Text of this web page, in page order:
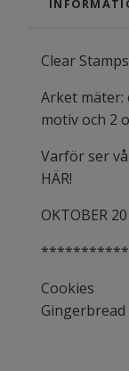
Clear
Arket mäter:
motiv och 2
Varför ser
HÄR!
OKTOBER
Cookies
Gingerbread